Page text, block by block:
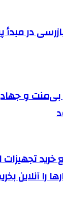
در مبدأ
و
خرید تجهیزات
را آنلاین